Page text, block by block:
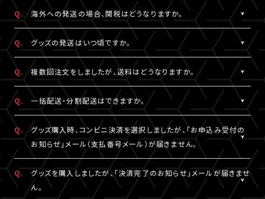
A.
日本国外の郵便番号をご入力する際、システムの仕様上、正しく郵
便番号を入力しているにも関わらずエラーとなる場合がございま
す。
その場合は、末尾1桁か2桁を削除、もしくは未記入にてお手続きを
お試しください。
Q. 海外への発送の場合、関税はどうなりますか。
A.
関税はお客様ご自身でお支払いください。関税の計算は各国税関
の判断によります。
また、現地税関での商品配達停止に関しては、当サービスは一切
の責任を負いかねます。
DHLにおきましては現地カスタマーサービスにお問い合わせくだ
さい。
http://www.dhl.com/en/contact_center.html
Q. グッズの発送はいつ頃ですか。
A.
公演・グッズにより異なります。「マイページ」内「グッズ購入情報」
にて発送状況の確認ができます。
※グッズの発送後、「グッズ発送完了のお知らせ」メールが配信さ
れます。
通信の関係上、メールが届かない可能性もございますので、必ず、
「マイページ」内「グッズ購入情報」よりご確認ください。
Q. 複数回注文をしましたが、送料はどうなりますか。
A.
注文番号ごとに送料がかかります。
同日・同公演の注文でも、注文番号が異なれば送料は都度発生
し、注文番号の異なる商品をまとめて発送することはできません。
Q. 一括配送・分割配送はできますか。
A.
注文番号ごとの発送となります。
同日・同公演の注文でも、注文番号の異なる商品をまとめて、また
は分割して発送することはできません。
Q.
グッズ購入時、コンビニ決済を選択しましたが、「お申込み受付の
お知らせ」メール（支払番号メール）が届きません。
コンビニ決済を選択された場合、「お申込み受付のお知らせ」メー
ル（支払番号メール）は、LIVESHIPにご登録のA!-ID（メールアドレ
ス）宛に【@liveship.tokyo】ドメインから配信しております。
Q.
グッズを購入しましたが、「決済完了のお知らせ」メールが届きませ
ん。